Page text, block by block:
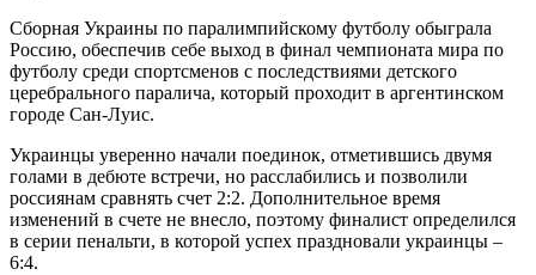
Cборная Украины по паралимпийскому футболу обыграла
Россию, обеспечив себе выход в финал чемпионата мира по
футболу среди спортсменов с последствиями детского
церебрального паралича, который проходит в аргентинском
городе Сан-Луис.
Украинцы уверенно начали поединок, отметившись двумя
голами в дебюте встречи, но расслабились и позволили
россиянам сравнять счет 2:2. Дополнительное время
изменений в счете не внесло, поэтому финалист определился
в серии пенальти, в которой успех праздновали украинцы –
6:4.